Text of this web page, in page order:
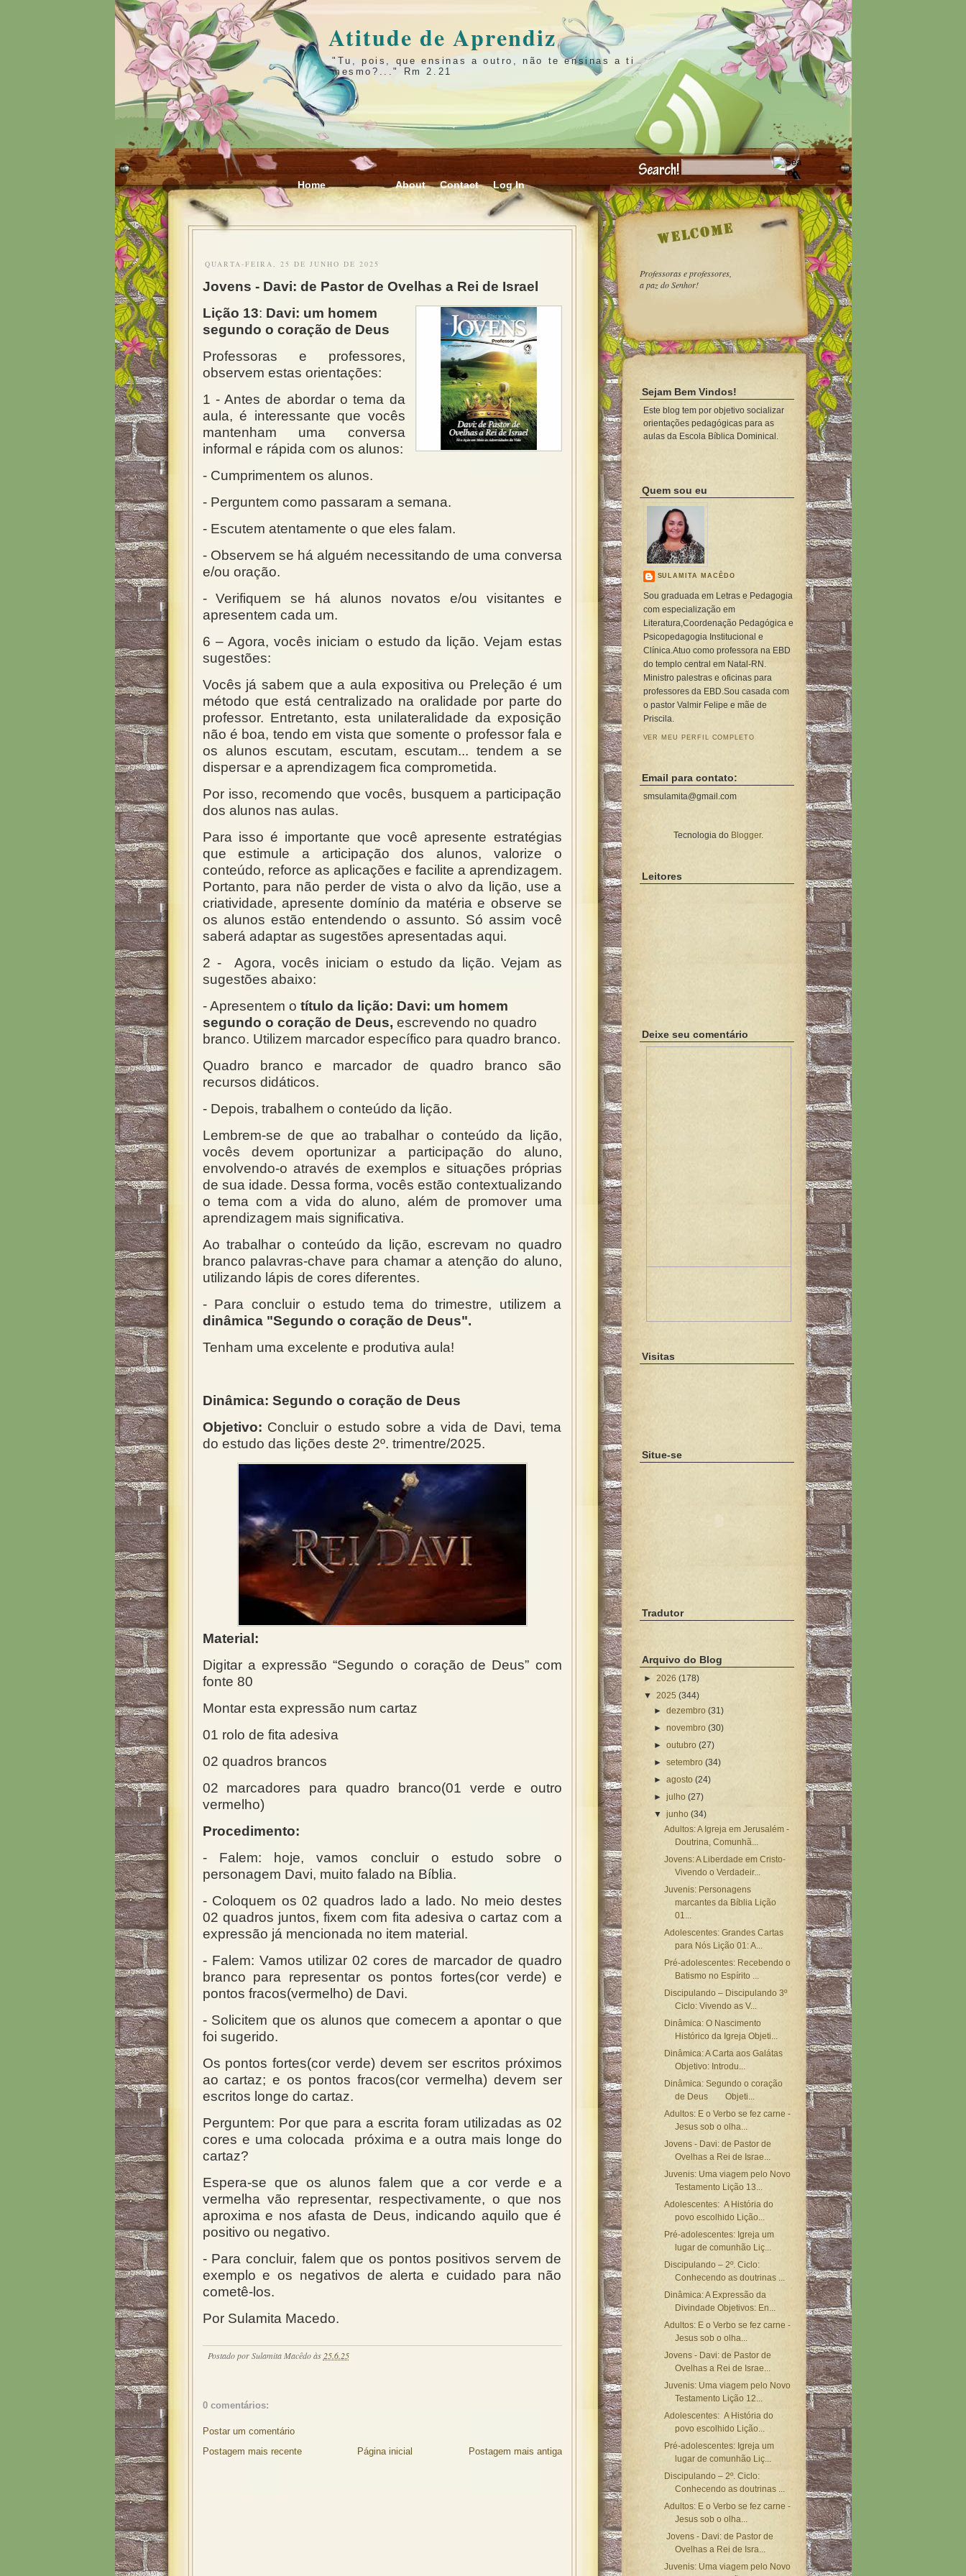
Atitude de Aprendiz
"Tu, pois, que ensinas a outro, não te ensinas a ti
mesmo?..." Rm 2.21
Home About Contact Log In
QUARTA-FEIRA, 25 DE JUNHO DE 2025
Jovens - Davi: de Pastor de Ovelhas a Rei de Israel
Lição 13: Davi: um homem
segundo o coração de Deus
Professoras e professores,
observem estas orientações:
1 - Antes de abordar o tema da
aula, é interessante que vocês
mantenham uma conversa
informal e rápida com os alunos:
- Cumprimentem os alunos.
- Perguntem como passaram a semana.
- Escutem atentamente o que eles falam.
- Observem se há alguém necessitando de uma conversa
e/ou oração.
- Verifiquem se há alunos novatos e/ou visitantes e
apresentem cada um.
6 – Agora, vocês iniciam o estudo da lição. Vejam estas
sugestões:
Vocês já sabem que a aula expositiva ou Preleção é um
método que está centralizado na oralidade por parte do
professor. Entretanto, esta unilateralidade da exposição
não é boa, tendo em vista que somente o professor fala e
os alunos escutam, escutam, escutam... tendem a se
dispersar e a aprendizagem fica comprometida.
Por isso, recomendo que vocês, busquem a participação
dos alunos nas aulas.
Para isso é importante que você apresente estratégias
que estimule a articipação dos alunos, valorize o
conteúdo, reforce as aplicações e facilite a aprendizagem.
Portanto, para não perder de vista o alvo da lição, use a
criatividade, apresente domínio da matéria e observe se
os alunos estão entendendo o assunto. Só assim você
saberá adaptar as sugestões apresentadas aqui.
2 -
Agora, vocês iniciam o estudo da lição. Vejam as
sugestões abaixo:
- Apresentem o título da lição: Davi: um homem
segundo o coração de Deus, escrevendo no quadro
branco. Utilizem marcador específico para quadro branco.
Quadro branco e marcador de quadro branco são
recursos didáticos.
- Depois, trabalhem o conteúdo da lição.
Lembrem-se de que ao trabalhar o conteúdo da lição,
vocês devem oportunizar a participação do aluno,
envolvendo-o através de exemplos e situações próprias
de sua idade. Dessa forma, vocês estão contextualizando
o tema com a vida do aluno, além de promover uma
aprendizagem mais significativa.
Ao trabalhar o conteúdo da lição, escrevam no quadro
branco palavras-chave para chamar a atenção do aluno,
utilizando lápis de cores diferentes.
- Para concluir o estudo tema do trimestre, utilizem a
dinâmica "Segundo o coração de Deus".
Tenham uma excelente e produtiva aula!
Dinâmica: Segundo o coração de Deus
Objetivo: Concluir o estudo sobre a vida de Davi, tema
do estudo das lições deste 2º. trimentre/2025.
Material:
Digitar a expressão “Segundo o coração de Deus” com
fonte 80
Montar esta expressão num cartaz
01 rolo de fita adesiva
02 quadros brancos
02 marcadores para quadro branco(01 verde e outro
vermelho)
Procedimento:
- Falem: hoje, vamos concluir o estudo sobre o
personagem Davi, muito falado na Bíblia.
- Coloquem os 02 quadros lado a lado. No meio destes
02 quadros juntos, fixem com fita adesiva o cartaz com a
expressão já mencionada no item material.
- Falem: Vamos utilizar 02 cores de marcador de quadro
branco para representar os pontos fortes(cor verde) e
pontos fracos(vermelho) de Davi.
- Solicitem que os alunos que comecem a apontar o que
foi sugerido.
Os pontos fortes(cor verde) devem ser escritos próximos
ao cartaz; e os pontos fracos(cor vermelha) devem ser
escritos longe do cartaz.
Perguntem: Por que para a escrita foram utilizadas as 02
cores e uma colocada próxima e a outra mais longe do
cartaz?
Espera-se que os alunos falem que a cor verde e a
vermelha vão representar, respectivamente, o que nos
aproxima e nos afasta de Deus, indicando aquilo que é
positivo ou negativo.
- Para concluir, falem que os pontos positivos servem de
exemplo e os negativos de alerta e cuidado para não
cometê-los.
Por Sulamita Macedo.
Postado porSulamita Macêdo às 25.6.25
0 comentários:
Postar um comentário
Postagem mais recente
Postagem mais antiga
Página inicial
Professoras e professores,
a paz do Senhor!
Sejam Bem Vindos!
Este blog tem por objetivo socializar
orientações pedagógicas para as
aulas da Escola Bíblica Dominical.
Quem sou eu
SULAMITA MACÊDO
Sou graduada em Letras e Pedagogia
com especialização em
Literatura,Coordenação Pedagógica e
Psicopedagogia Institucional e
Clínica.Atuo como professora na EBD
do templo central em Natal-RN.
Ministro palestras e oficinas para
professores da EBD.Sou casada com
o pastor Valmir Felipe e mãe de
Priscila.
VER MEU PERFIL COMPLETO
Email para contato:
smsulamita@gmail.com
Tecnologia do Blogger.
Leitores
Deixe seu comentário
Visitas
Situe-se
Tradutor
Arquivo do Blog
► 2026 (178)
▼ 2025 (344)
► dezembro (31)
► novembro (30)
► outubro (27)
► setembro (34)
► agosto (24)
► julho (27)
▼ junho (34)
Adultos: A Igreja em Jerusalém -
Doutrina, Comunhã...
Jovens: A Liberdade em Cristo-
Vivendo o Verdadeir...
Juvenis: Personagens
marcantes da Bíblia Lição
01...
Adolescentes: Grandes Cartas
para Nós Lição 01: A...
Pré-adolescentes: Recebendo o
Batismo no Espírito ...
Discipulando – Discipulando 3º
Ciclo: Vivendo as V...
Dinâmica: O Nascimento
Histórico da Igreja Objeti...
Dinâmica: A Carta aos Galátas
Objetivo: Introdu...
Dinâmica: Segundo o coração
de Deus Objeti...
Adultos: E o Verbo se fez carne -
Jesus sob o olha...
Jovens - Davi: de Pastor de
Ovelhas a Rei de Israe...
Juvenis: Uma viagem pelo Novo
Testamento Lição 13...
Adolescentes: A História do
povo escolhido Lição...
Pré-adolescentes: Igreja um
lugar de comunhão Liç...
Discipulando – 2º. Ciclo:
Conhecendo as doutrinas ...
Dinâmica: A Expressão da
Divindade Objetivos: En...
Adultos: E o Verbo se fez carne -
Jesus sob o olha...
Jovens - Davi: de Pastor de
Ovelhas a Rei de Israe...
Juvenis: Uma viagem pelo Novo
Testamento Lição 12...
Adolescentes: A História do
povo escolhido Lição...
Pré-adolescentes: Igreja um
lugar de comunhão Liç...
Discipulando – 2º. Ciclo:
Conhecendo as doutrinas ...
Adultos: E o Verbo se fez carne -
Jesus sob o olha...
Jovens - Davi: de Pastor de
Ovelhas a Rei de Isra...
Juvenis: Uma viagem pelo Novo